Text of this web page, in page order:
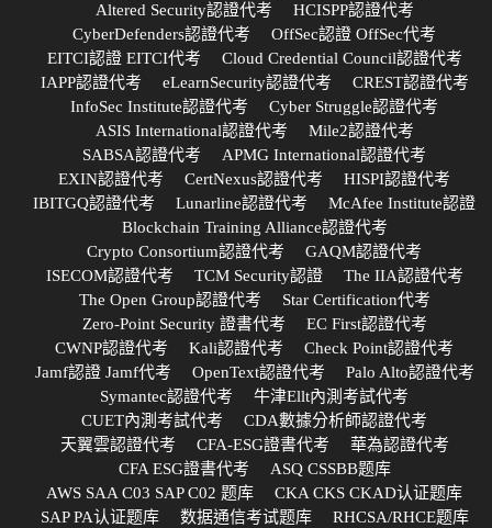
Altered Security認證代考
HCISPP認證代考
CyberDefenders認證代考
OffSec認證 OffSec代考
EITCI認證 EITCI代考
Cloud Credential Council認證代考
IAPP認證代考
eLearnSecurity認證代考
CREST認證代考
InfoSec Institute認證代考
Cyber Struggle認證代考
ASIS International認證代考
Mile2認證代考
SABSA認證代考
APMG International認證代考
EXIN認證代考
CertNexus認證代考
HISPI認證代考
IBITGQ認證代考
Lunarline認證代考
McAfee Institute認證
Blockchain Training Alliance認證代考
Crypto Consortium認證代考
GAQM認證代考
ISECOM認證代考
TCM Security認證
The IIA認證代考
The Open Group認證代考
Star Certification代考
Zero-Point Security 證書代考
EC First認證代考
CWNP認證代考
Kali認證代考
Check Point認證代考
Jamf認證 Jamf代考
OpenText認證代考
Palo Alto認證代考
Symantec認證代考
牛津Ellt內測考試代考
CUET內測考試代考
CDA數據分析師認證代考
天翼雲認證代考
CFA-ESG證書代考
華為認證代考
CFA ESG證書代考
ASQ CSSBB题库
AWS SAA C03 SAP C02 题库
CKA CKS CKAD认证题库
SAP PA认证题库
数据通信考试题库
RHCSA/RHCE题库